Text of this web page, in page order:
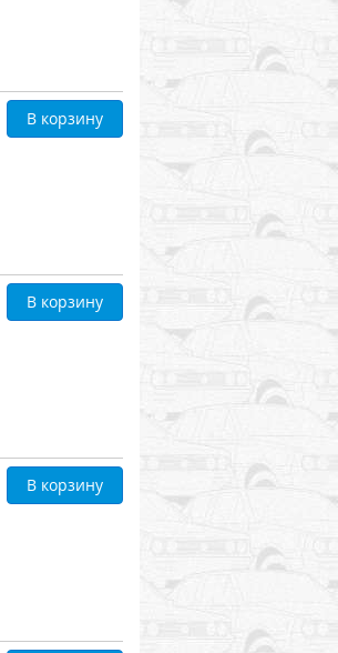
В корзину
В корзину
В корзину